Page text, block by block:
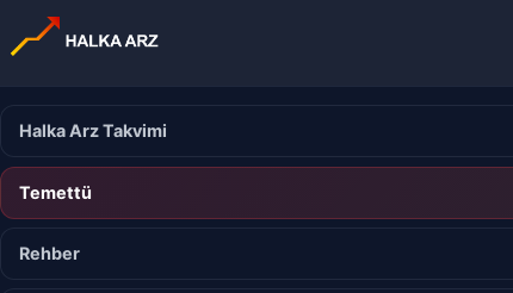
Halka Arz Takvimi
Temettü
Rehber